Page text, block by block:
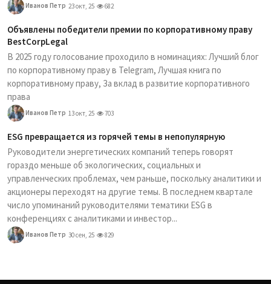
Иванов Петр 23 окт, 25 682
Объявлены победители премии по корпоративному праву
BestCorpLegal
В 2025 году голосование проходило в номинациях: Лучший блог
по корпоративному праву в Telegram, Лучшая книга по
корпоративному праву, За вклад в развитие корпоративного
права
Иванов Петр 13 окт, 25 703
ESG превращается из горячей темы в непопулярную
Руководители энергетических компаний теперь говорят
гораздо меньше об экологических, социальных и
управленческих проблемах, чем раньше, поскольку аналитики и
акционеры переходят на другие темы. В последнем квартале
число упоминаний руководителями тематики ESG в
конференциях с аналитиками и инвестор...
Иванов Петр 30 сен, 25 829